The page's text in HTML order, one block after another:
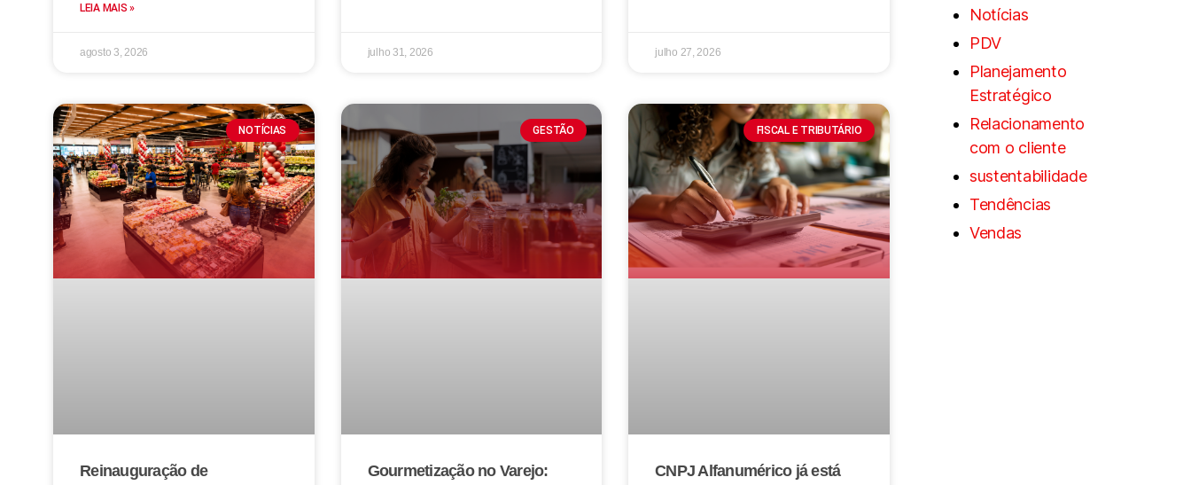
LEIA MAIS »
agosto 3, 2026 julho 31, 2026 julho 27, 2026
NOTÍCIAS
Reinauguração de
GESTÃO
Gourmetização no Varejo:
FISCAL E TRIBUTÁRIO
CNPJ Alfanumérico já está
Notícias
PDV
Planejamento
Estratégico
Relacionamento
com o cliente
sustentabilidade
Tendências
Vendas